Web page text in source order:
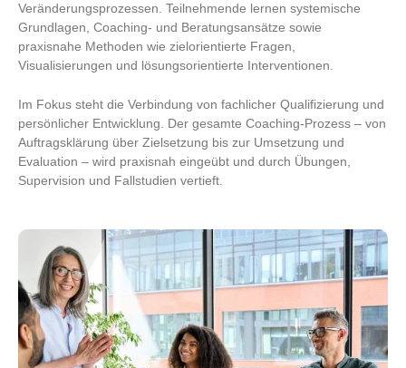
Veränderungsprozessen. Teilnehmende lernen systemische
Grundlagen, Coaching- und Beratungsansätze sowie
praxisnahe Methoden wie zielorientierte Fragen,
Visualisierungen und lösungsorientierte Interventionen.
Im Fokus steht die Verbindung von fachlicher Qualifizierung und
persönlicher Entwicklung. Der gesamte Coaching-Prozess – von
Auftragsklärung über Zielsetzung bis zur Umsetzung und
Evaluation – wird praxisnah eingeübt und durch Übungen,
Supervision und Fallstudien vertieft.